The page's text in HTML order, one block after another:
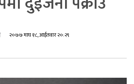
२०७७ माघ १८, आईतवार २०:२९